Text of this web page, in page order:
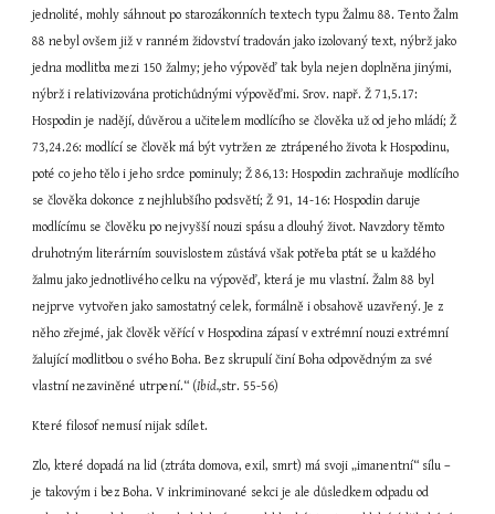
jednolité, mohly sáhnout po starozákonních textech typu Žalmu 88. Tento Žalm
88 nebyl ovšem již v ranném židovství tradován jako izolovaný text, nýbrž jako
jedna modlitba mezi 150 žalmy; jeho výpověď tak byla nejen doplněna jinými,
nýbrž i relativizována protichůdnými výpověďmi. Srov. např. Ž 71,5.17:
Hospodin je nadějí, důvěrou a učitelem modlícího se člověka už od jeho mládí; Ž
73,24.26: modlící se člověk má být vytržen ze ztrápeného života k Hospodinu,
poté co jeho tělo i jeho srdce pominuly; Ž 86,13: Hospodin zachraňuje modlícího
se člověka dokonce z nejhlubšího podsvětí; Ž 91, 14-16: Hospodin daruje
modlícímu se člověku po nejvyšší nouzi spásu a dlouhý život. Navzdory těmto
druhotným literárním souvislostem zůstává však potřeba ptát se u každého
žalmu jako jednotlivého celku na výpověď, která je mu vlastní. Žalm 88 byl
nejprve vytvořen jako samostatný celek, formálně i obsahově uzavřený. Je z
něho zřejmé, jak člověk věřící v Hospodina zápasí v extrémní nouzi extrémní
žalující modlitbou o svého Boha. Bez skrupulí činí Boha odpovědným za své
vlastní nezaviněné utrpení.“ (Ibid.,str. 55-56)
Které filosof nemusí nijak sdílet.
Zlo, které dopadá na lid (ztráta domova, exil, smrt) má svoji „imanentní“ sílu –
je takovým i bez Boha. V inkriminované sekci je ale důsledkem odpadu od